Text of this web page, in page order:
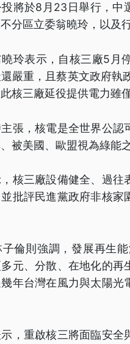
將於8月23日舉行，中
分區立委翁曉玲，以及
玲表示，自核三廠5月
嚴重，且蔡英文政府執
核三廠延役提供電力雖
張，核電是全世界公
被美國、歐盟視為綠能
核三廠設備健全、過
批評民進黨政府非核
子倫則強調，發展再生
元、分散、在地化的再
年台灣在風力與太陽
，重啟核三將面臨安